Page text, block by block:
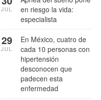
en riesgo la vida:
especialista
JUL
En México, cuatro de
cada 10 personas con
hipertensión
desconocen que
padecen esta
enfermedad
29
JUL